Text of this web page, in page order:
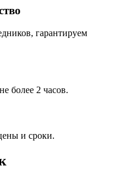
гарантируем
более 2 часов.
и сроки.